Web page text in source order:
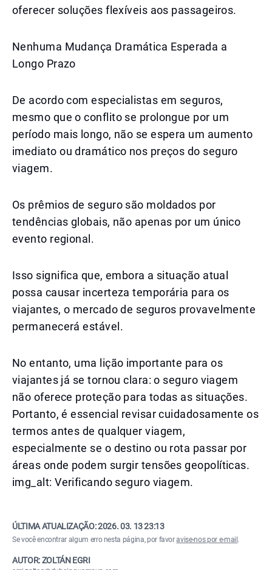
oferecer soluções flexíveis aos passageiros.
Nenhuma Mudança Dramática Esperada a
Longo Prazo
De acordo com especialistas em seguros,
mesmo que o conflito se prolongue por um
período mais longo, não se espera um aumento
imediato ou dramático nos preços do seguro
viagem.
Os prêmios de seguro são moldados por
tendências globais, não apenas por um único
evento regional.
Isso significa que, embora a situação atual
possa causar incerteza temporária para os
viajantes, o mercado de seguros provavelmente
permanecerá estável.
No entanto, uma lição importante para os
viajantes já se tornou clara: o seguro viagem
não oferece proteção para todas as situações.
Portanto, é essencial revisar cuidadosamente os
termos antes de qualquer viagem,
especialmente se o destino ou rota passar por
áreas onde podem surgir tensões geopolíticas.
img_alt: Verificando seguro viagem.
ÚLTIMA ATUALIZAÇÃO:2026. 03. 13 23:13
Se você encontrar algum erro nesta página, por favoravise-nos por e-mail .
AUTOR: ZOLTÁN EGRI